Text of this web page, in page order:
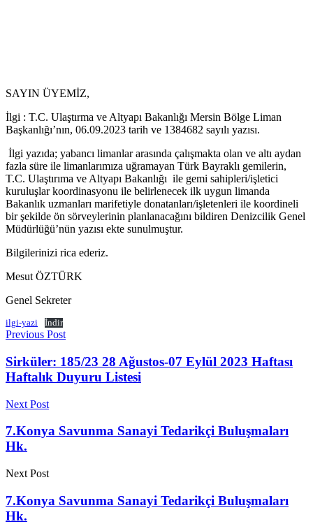
SAYIN ÜYEMİZ,
İlgi : T.C. Ulaştırma ve Altyapı Bakanlığı Mersin Bölge Liman
Başkanlığı’nın, 06.09.2023 tarih ve 1384682 sayılı yazısı.
İlgi yazıda; yabancı limanlar arasında çalışmakta olan ve altı aydan
fazla süre ile limanlarımıza uğramayan Türk Bayraklı gemilerin,
T.C. Ulaştırıma ve Altyapı Bakanlığı ile gemi sahipleri/işletici
kuruluşlar koordinasyonu ile belirlenecek ilk uygun limanda
Bakanlık uzmanları marifetiyle donatanları/işletenleri ile koordineli
bir şekilde ön sörveylerinin planlanacağını bildiren Denizcilik Genel
Müdürlüğü’nün yazısı ekte sunulmuştur.
Bilgilerinizi rica ederiz.
Mesut ÖZTÜRK
Genel Sekreter
ilgi-yazi İndir
Previous Post
Sirküler: 185/23 28 Ağustos-07 Eylül 2023 Haftası
Haftalık Duyuru Listesi
Next Post
7.Konya Savunma Sanayi Tedarikçi Buluşmaları
Hk.
Next Post
7.Konya Savunma Sanayi Tedarikçi Buluşmaları
Hk.